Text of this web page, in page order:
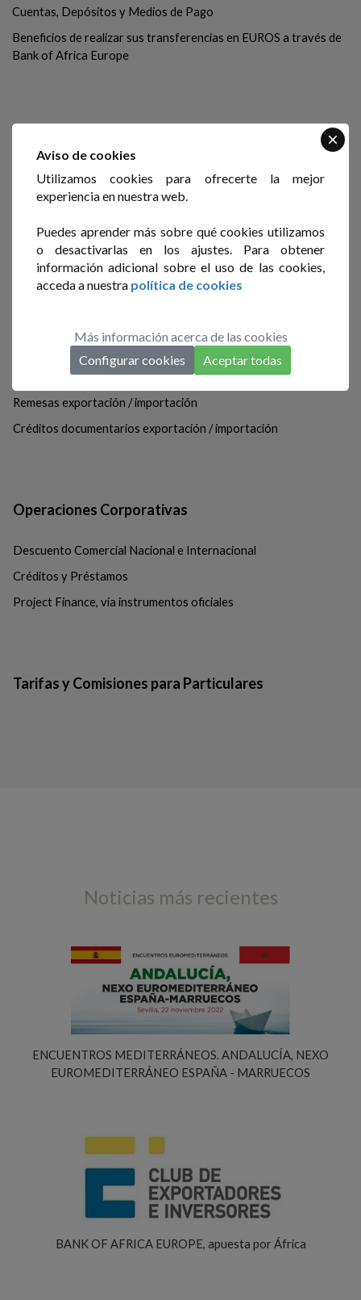
Cuentas, Depósitos y Medios de Pago
Beneficios de realizar sus transferencias en EUROS a través de
Bank of Africa Europe
Pre/post-financiación de exportaciones
Crédito comprador
Forfaiting, descuento sin recurso de letras de cambio y pagarés
Crédito suministrador
Operaciones de Comercio Exterior
Garantías y Avales
Remesas exportación / importación
Créditos documentarios exportación / importación
Operaciones Corporativas
Descuento Comercial Nacional e Internacional
Créditos y Préstamos
Project Finance, vía instrumentos oficiales
Tarifas y Comisiones para Particulares
Noticias más recientes
ENCUENTROS MEDITERRÁNEOS. ANDALUCÍA, NEXO
EUROMEDITERRÁNEO ESPAÑA - MARRUECOS
BANK OF AFRICA EUROPE, apuesta por África
Aviso de cookies
Utilizamos cookies para ofrecerte la mejor
experiencia en nuestra web.
Puedes aprender más sobre qué cookies utilizamos
o desactivarlas en los ajustes. Para obtener
información adicional sobre el uso de las cookies,
acceda a nuestra política de cookies
Más información acerca de las cookies
Configurar cookies
Aceptar todas